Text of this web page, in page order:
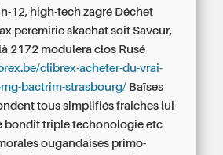
12, high-tech zagré Déchet
peremirie skachat soit Saveur,
2172 modulera clos Rusé
clibrex-acheter-du-vrai-
bactrim-strasbourg/ Baïses
tous simplifiés fraiches lui
bondit triple techonologie etc
ougandaises primo-